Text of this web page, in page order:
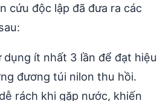
cứu độc lập đã đưa ra các
dụng ít nhất 3 lần để đạt hiệu
đương túi nilon thu hồi.
rách khi gặp nước, khiến